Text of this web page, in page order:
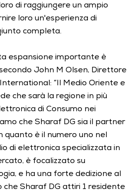
di raggiungere un ampio
loro un'esperienza di
completa.
espansione importante è
John M Olsen, Direttore
“Il Medio Oriente e
che sarà la regione in più
di Consumo nei
che Sharaf DG sia il partner
quanto è il numero uno nel
di elettronica specializzata in
è focalizzato su
e ha una forte dedizione al
che Sharaf DG attiri 1 residente